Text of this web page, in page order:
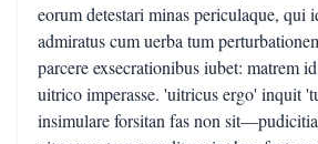
eorum detestari minas periculaque, qui
admiratus cum uerba tum
parcere exsecrationibus iubet: matrem
uitrico imperasse. 'uitricus ergo' inquit
insimulare forsitan fas non